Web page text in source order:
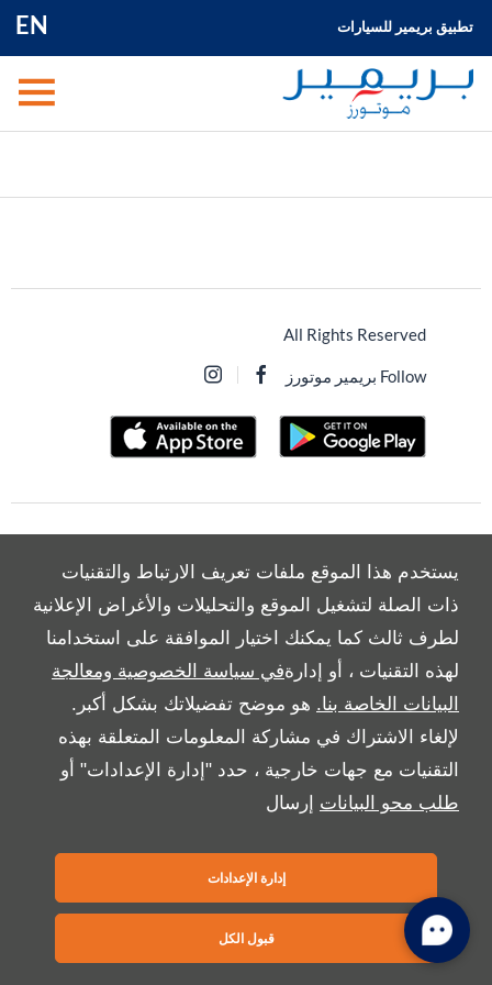
يستخدم هذا الموقع ملفات تعريف الارتباط والتقنيات
ذات الصلة لتشغيل الموقع والتحليلات والأغراض الإعلانية
لطرف ثالث كما يمكنك اختيار الموافقة على استخدامنا
لهذه التقنيات ، أو إدارةفي سياسة الخصوصية ومعالجة
البيانات الخاصة بنا. هو موضح تفضيلاتك بشكل أكبر.
لإلغاء الاشتراك في مشاركة المعلومات المتعلقة بهذه
التقنيات مع جهات خارجية ، حدد "إدارة الإعدادات" أو
طلب محو البيانات إرسال
إدارة الإعدادات
قبول الكل
EN تطبيق بريمير للسيارات
All Rights Reserved
Follow بريمير موتورز
Copyright © 2026 بريمير موتورز